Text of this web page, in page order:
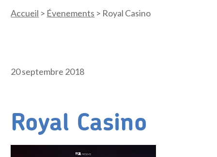
Accueil > Évenements > Royal Casino
20 septembre 2018
Royal Casino